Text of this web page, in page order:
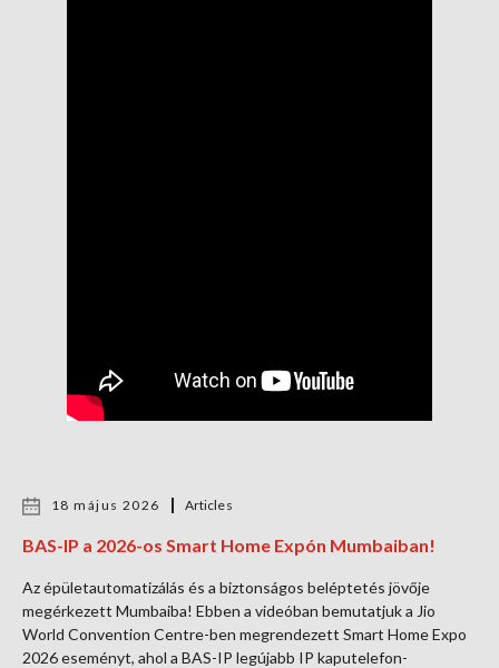
18 május 2026 Articles
BAS-IP a 2026-os Smart Home Expón Mumbaiban!
Az épületautomatizálás és a biztonságos beléptetés jövője
megérkezett Mumbaiba! Ebben a videóban bemutatjuk a Jio
World Convention Centre-ben megrendezett Smart Home Expo
2026 eseményt, ahol a BAS-IP legújabb IP kaputelefon-